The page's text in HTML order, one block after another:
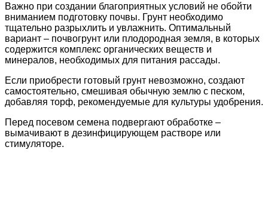
Важно при создании благоприятных условий не обойти
вниманием подготовку почвы. Грунт необходимо
тщательно разрыхлить и увлажнить. Оптимальный
вариант – почвогрунт или плодородная земля, в которых
содержится комплекс органических веществ и
минералов, необходимых для питания рассады.
Если приобрести готовый грунт невозможно, создают
самостоятельно, смешивая обычную землю с песком,
добавляя торф, рекомендуемые для культуры удобрения.
Перед посевом семена подвергают обработке –
вымачивают в дезинфицирующем растворе или
стимуляторе.